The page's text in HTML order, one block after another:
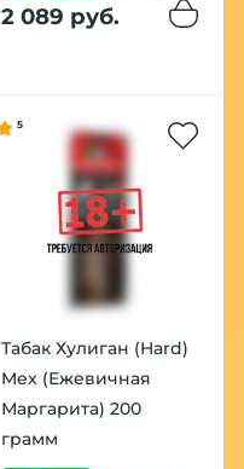
2 089 руб.
5
Табак Хулиган (Hard)
Mex (Ежевичная
Маргарита) 200
грамм